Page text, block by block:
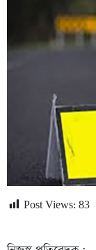
Post Views: 83